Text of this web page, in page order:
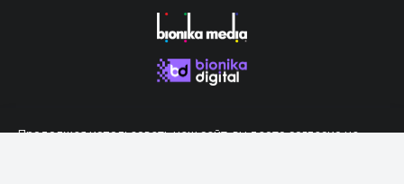
Продолжая использовать наш сайт, вы даете согласие на